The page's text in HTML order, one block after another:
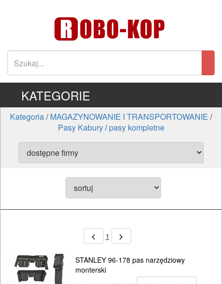
KATEGORIE
Kategoria/MAGAZYNOWANIE I TRANSPORTOWANIE /
Pasy Kabury/pasy kompletne
1
STANLEY 96-178 pas narzędziowy
monterski